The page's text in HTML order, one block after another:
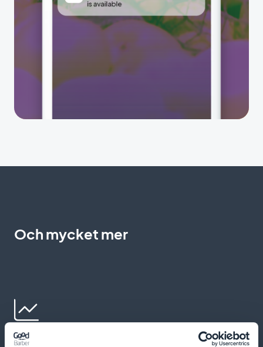
Och mycket mer
Beteenderiktade kampanjer